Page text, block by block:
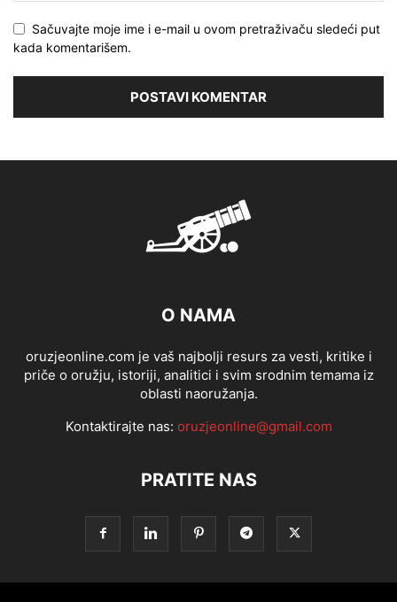
Sačuvajte moje ime i e-mail u ovom pretraživaču sledeći put
kada komentarišem.
O NAMA
oruzjeonline.com je vaš najbolji resurs za vesti, kritike i
priče o oružju, istoriji, analitici i svim srodnim temama iz
oblasti naoružanja.
Kontaktirajte nas: oruzjeonline@gmail.com
PRATITE NAS